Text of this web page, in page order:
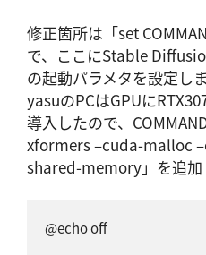
修正箇所は「set
で、ここにStable
の起動パラメタを設定しま
yasuのPCはGPUに
導入したので、
xformers –cuda-malloc
shared-memory」を追加
@echo off